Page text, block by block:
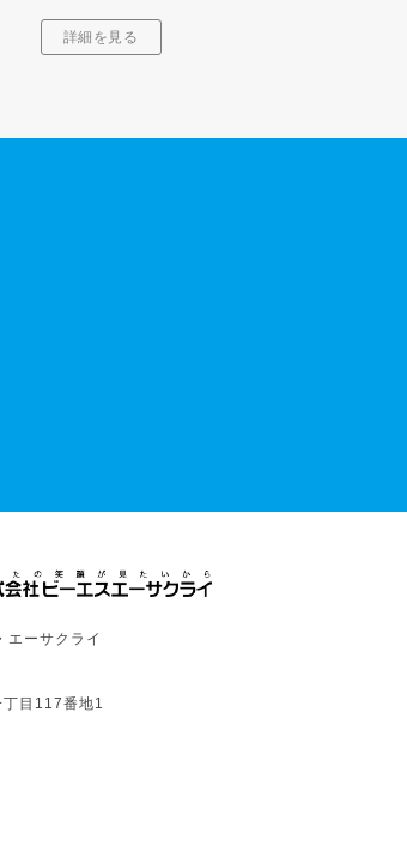
詳細を見る
エーサクライ
目117番地1